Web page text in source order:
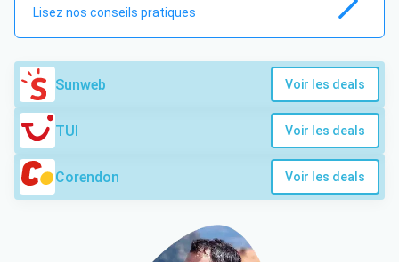
Lisez nos conseils pratiques
Sunweb Voir les deals
TUI Voir les deals
Corendon Voir les deals